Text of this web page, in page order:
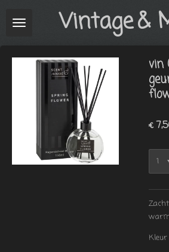
direct
hoofdinhoud
Vintage&
vin
€